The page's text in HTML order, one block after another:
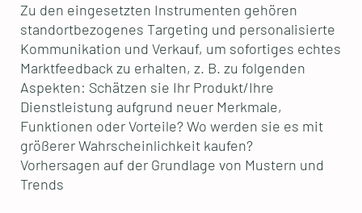
Zu den eingesetzten Instrumenten gehören
standortbezogenes Targeting und personalisierte
Kommunikation und Verkauf, um sofortiges echtes
Marktfeedback zu erhalten, z. B. zu folgenden
Aspekten: Schätzen sie Ihr Produkt/Ihre
Dienstleistung aufgrund neuer Merkmale,
Funktionen oder Vorteile? Wo werden sie es mit
größerer Wahrscheinlichkeit kaufen?
Vorhersagen auf der Grundlage von Mustern und
Trends